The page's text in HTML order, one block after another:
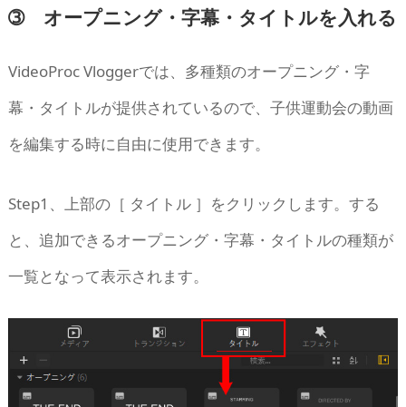
➂ オープニング・字幕・タイトルを入れる
VideoProc Vloggerでは、多種類のオープニング・字
幕・タイトルが提供されているので、子供運動会の動画
を編集する時に自由に使用できます。
Step1、上部の［ タイトル ］をクリックします。する
と、追加できるオープニング・字幕・タイトルの種類が
一覧となって表示されます。